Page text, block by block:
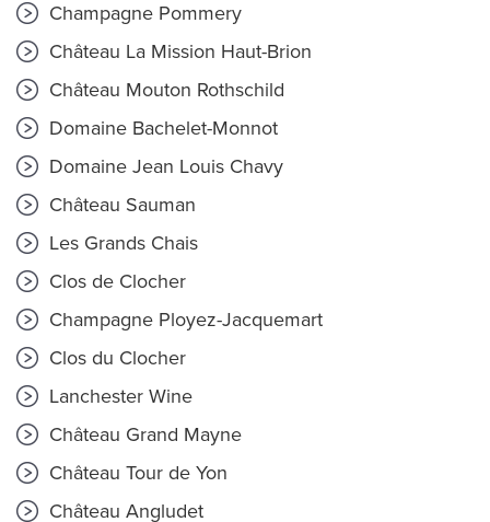
Champagne Pommery
Château La Mission Haut-Brion
Château Mouton Rothschild
Domaine Bachelet-Monnot
Domaine Jean Louis Chavy
Château Sauman
Les Grands Chais
Clos de Clocher
Champagne Ployez-Jacquemart
Clos du Clocher
Lanchester Wine
Château Grand Mayne
Château Tour de Yon
Château Angludet